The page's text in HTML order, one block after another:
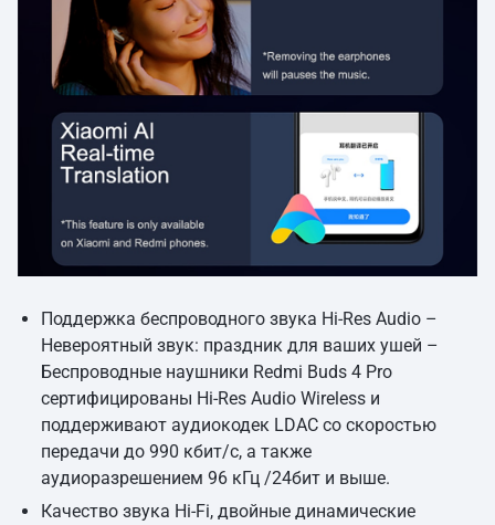
Поддержка беспроводного звука Hi-Res Audio –
Невероятный звук: праздник для ваших ушей –
Беспроводные наушники Redmi Buds 4 Pro
сертифицированы Hi-Res Audio Wireless и
поддерживают аудиокодек LDAC со скоростью
передачи до 990 кбит/с, а также
аудиоразрешением 96 кГц /24бит и выше.
Качество звука Hi-Fi, двойные динамические